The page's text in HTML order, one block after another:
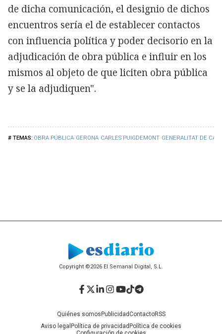
OBRA PÚBLICA GERONA CARLES PUIGDEMONT GENERALITAT DE
de dicha comunicación, el designio de dichos
encuentros sería el de establecer contactos
con influencia política y poder decisorio en la
adjudicación de obra pública e influir en los
mismos al objeto de que liciten obra pública
y se la adjudiquen".
Copyright ©2026 El Semanal Digital, S.L.
Quiénes somos PublicidadContactoRSS
Aviso legal Política de privacidad Política de cookies
Facebook
Twitter
LinkedIn
Instagram
YouTube
TikTok
Telegram